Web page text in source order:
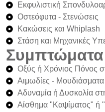
Εκφυλιστική
Οστεόφυτα - Στενώσεις
Κακώσεις και Whiplash
Στάση και Μηχανικές
Συμπτώματα
Οξύς ή Χρόνιος Πόνος
Αιμωδίες - Μουδιάσματα
Αδυναμία ή Δυσκολία
Αίσθημα "Καψίματος" ή